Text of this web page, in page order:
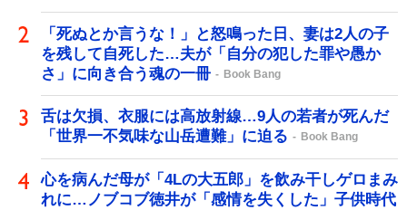
「死ぬとか言うな！」と怒鳴った日、妻は2人の子
を残して自死した…夫が「自分の犯した罪や愚か
さ」に向き合う魂の一冊
Book Bang
舌は欠損、衣服には高放射線…9人の若者が死んだ
「世界一不気味な山岳遭難」に迫る
Book Bang
心を病んだ母が「4Lの大五郎」を飲み干しゲロまみ
れに…ノブコブ徳井が「感情を失くした」子供時代